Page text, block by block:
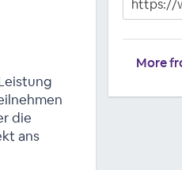
More
die
ans